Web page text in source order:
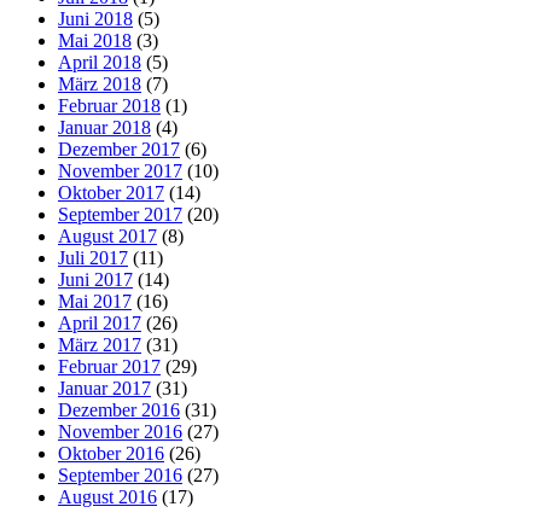
Juni 2018 (5)
Mai 2018 (3)
April 2018 (5)
März 2018 (7)
Februar 2018 (1)
Januar 2018 (4)
Dezember 2017 (6)
November 2017 (10)
Oktober 2017 (14)
September 2017 (20)
August 2017 (8)
Juli 2017 (11)
Juni 2017 (14)
Mai 2017 (16)
April 2017 (26)
März 2017 (31)
Februar 2017 (29)
Januar 2017 (31)
Dezember 2016 (31)
November 2016 (27)
Oktober 2016 (26)
September 2016 (27)
August 2016 (17)